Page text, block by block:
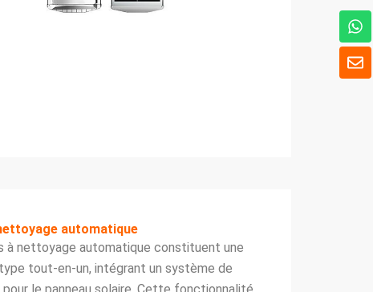
automatique
à nettoyage automatique constituent une
tout-en-un, intégrant un système de
E
n
W
h
a
t
s